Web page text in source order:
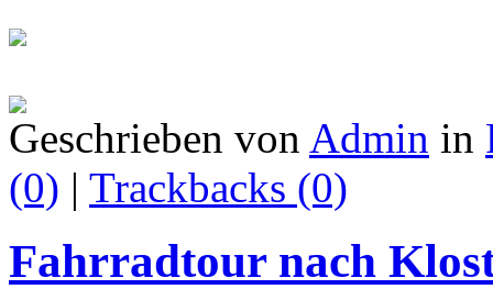
Geschrieben von Admin in
(0) | Trackbacks (0)
Fahrradtour nach